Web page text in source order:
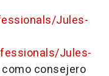
Jules-
Jules-
consejero